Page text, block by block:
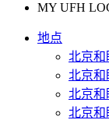
MY UFH
地点
北京和
北京和
北京和
北京和